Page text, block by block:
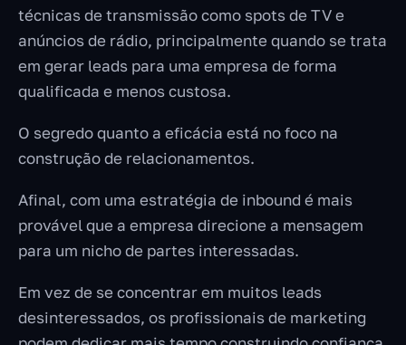
técnicas de transmissão como spots de TV e
anúncios de rádio, principalmente quando se trata
em gerar leads para uma empresa de forma
qualificada e menos custosa.
O segredo quanto a eficácia está no foco na
construção de relacionamentos.
Afinal, com uma estratégia de inbound é mais
provável que a empresa direcione a mensagem
para um nicho de partes interessadas.
Em vez de se concentrar em muitos leads
desinteressados, os profissionais de marketing